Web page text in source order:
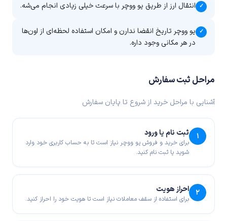
✓ انتقال ارز از طریق یو ووچر با سرعت خیلی زیادی انجام می‌شه.
✓ یو ووچر تاریخ انقضا ندارن و امکان استفاده لحظه‌ای از اون‌ها
در هر مکانی وجود داره.
مراحل ثبت سفارش
آشنایی با مراحل خرید از شروع تا پایان سفارش
۱ ثبت نام یا ورود
برای خرید و فروش یو ووچر نیاز است تا به حساب کاربری خود وارد
شوید یا ثبت نام کنید.
۲ احراز هویت
برای استفاده از سقف معاملات نیاز است تا هویت خود را احراز کنید.